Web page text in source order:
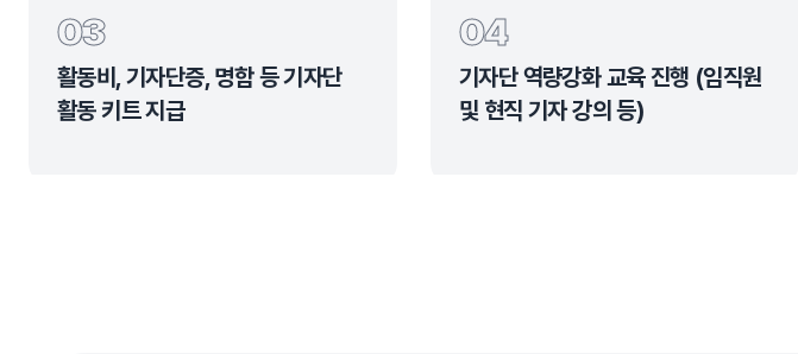
03
활동비, 기자단증, 명함 등 기자단
활동 키트 지급
04
기자단 역량강화 교육 진행 (임직원
및 현직 기자 강의 등)